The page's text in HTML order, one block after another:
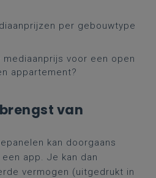
per gebouwtype
voor een open
appartement?
van
kan doorgaans
app. Je kan dan
vermogen (uitgedrukt in